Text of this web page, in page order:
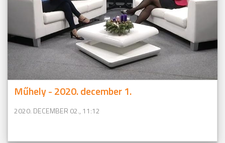
Műhely - 2020. december 1.
2020. DECEMBER 02., 11:12